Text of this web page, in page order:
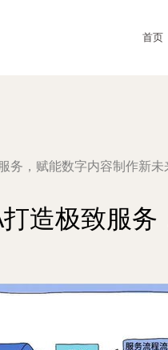
首页
务，赋能数字内容制作新未
造极致服